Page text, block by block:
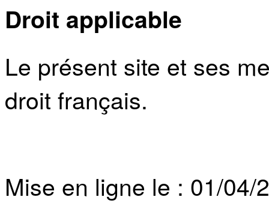
Droit applicable
Le présent site et ses
droit français.
Mise en ligne le : 01/04/